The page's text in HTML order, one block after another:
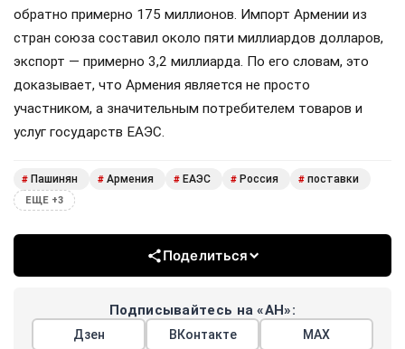
обратно примерно 175 миллионов. Импорт Армении из
стран союза составил около пяти миллиардов долларов,
экспорт — примерно 3,2 миллиарда. По его словам, это
доказывает, что Армения является не просто
участником, а значительным потребителем товаров и
услуг государств ЕАЭС.
# Пашинян # Армения # ЕАЭС # Россия # поставки
ЕЩЕ +3
Поделиться
Подписывайтесь на «АН»:
Дзен ВКонтакте МАХ